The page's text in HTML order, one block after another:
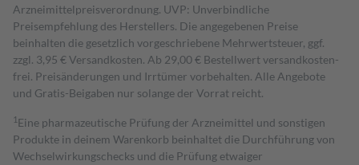
Arzneimittelpreisverordnung. UVP: Unverbindliche
Preisempfehlung des Herstellers. Die angegebenen Preise
beinhalten die gesetzlich vorgeschriebene Mehrwertsteuer, ggf.
zzgl. 3,95 € Versandkosten. Ab 29,00 € Bestell­wert versand­kosten­
frei. Preisänderungen und Irrtümer vorbehalten. Alle Angebote
und Gratis-Beigaben nur solange der Vorrat reicht.
1 Eine pharmazeutische Prüfung der Arzneimittel und sonstigen
Produkte in deinem Warenkorb beinhaltet die Durchführung von
Wechselwirkungschecks und die Prüfung etwaiger